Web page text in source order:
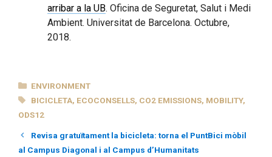
arribar a la UB. Oficina de Seguretat, Salut i Medi
Ambient. Universitat de Barcelona. Octubre,
2018.
CATEGORIES
ENVIRONMENT
TAGS
BICICLETA, ECOCONSELLS, CO2 EMISSIONS, MOBILITY,
ODS12
Revisa gratuïtament la bicicleta: torna el PuntBici mòbil
al Campus Diagonal i al Campus d’Humanitats